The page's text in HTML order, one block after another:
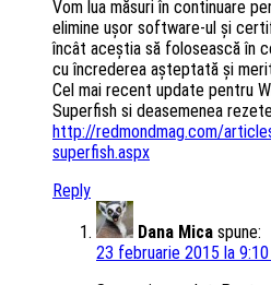
Vom lua măsuri în continuare
elimine uşor software-ul şi
încât aceştia să folosească în
cu încrederea aşteptată şi
Cel mai recent update pentru
Superfish si deasemenea
http://redmondmag.com/
superfish.aspx
Reply
Dana Mica spune:
23 februarie 2015 la 9:10